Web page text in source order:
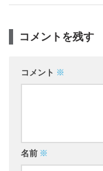
コメントを残す
コメント ※
名前 ※